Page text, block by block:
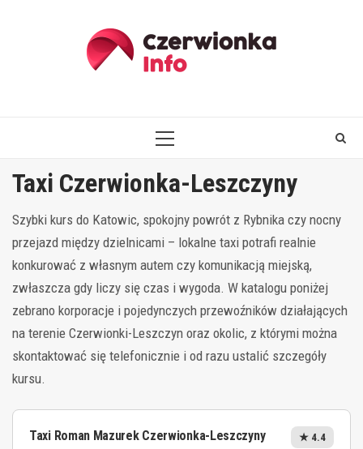
PRIMARY
Taxi Czerwionka-Leszczyny
Szybki kurs do Katowic, spokojny powrót z Rybnika czy nocny
przejazd między dzielnicami – lokalne taxi potrafi realnie
konkurować z własnym autem czy komunikacją miejską,
zwłaszcza gdy liczy się czas i wygoda. W katalogu poniżej
zebrano korporacje i pojedynczych przewoźników działających
na terenie Czerwionki-Leszczyn oraz okolic, z którymi można
skontaktować się telefonicznie i od razu ustalić szczegóły
kursu.
Taxi Roman Mazurek Czerwionka-Leszczyny ★ 4.4